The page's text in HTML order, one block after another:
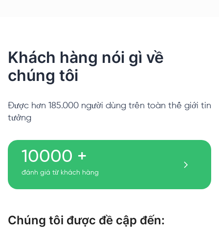
Khách hàng nói gì về
chúng tôi
Được hơn 185.000 người dùng trên toàn thế giới tin
tưởng
10000 +
đánh giá từ khách hàng
Chúng tôi được đề cập đến: